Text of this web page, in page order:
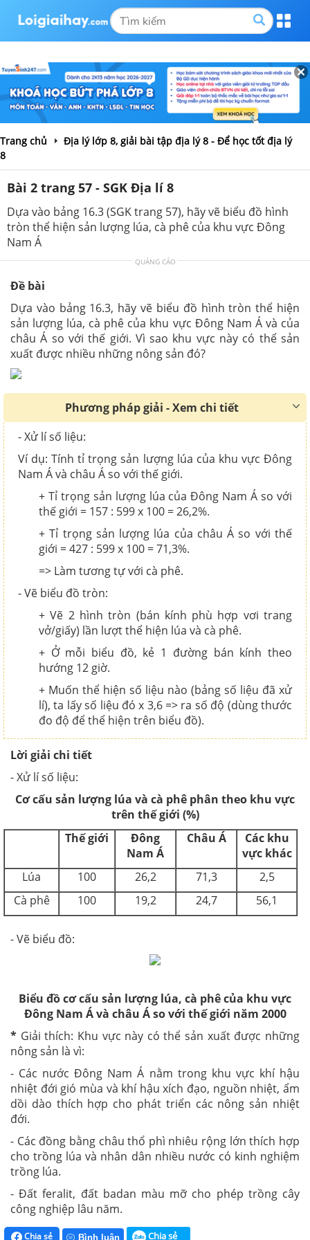
Trang chủ
Địa lý lớp 8, giải bài tập địa lý 8 - Để học tốt địa lý
8
Bài 2 trang 57 - SGK Địa lí 8
Dựa vào bảng 16.3 (SGK trang 57), hãy vẽ biểu đồ hình
tròn thể hiện sản lượng lúa, cà phê của khu vực Đông
Nam Á
QUẢNG CÁO
Đề bài
Dựa vào bảng 16.3, hãy vẽ biểu đồ hình tròn thể hiện
sản lượng lúa, cà phê của khu vực Đông Nam Á và của
châu Á so với thế giới. Vì sao khu vực này có thể sản
xuất được nhiều những nông sản đó?
Phương pháp giải - Xem chi tiết
- Xử lí số liệu:
Ví dụ: Tính tỉ trọngsản lượng lúa của khu vực Đông
Nam Á và châu Á so với thế giới.
+ Tỉ trọng sản lượng lúa của Đông Nam Á so với
thế giới = 157 : 599 x 100 = 26,2%.
+ Tỉ trọng sản lượng lúa của châu Á so với thế
giới = 427 : 599 x 100 = 71,3%.
=> Làm tương tự với cà phê.
- Vẽ biểu đồ tròn:
+ Vẽ 2 hình tròn (bán kính phù hợp vơi trang
vở/giấy) lần lượt thể hiện lúa và cà phê.
+ Ở mỗi biểu đồ, kẻ 1 đường bán kính theo
hướng 12 giờ.
+ Muốn thể hiện số liệu nào (bảng số liệu đã xử
lí), ta lấy số liệu đó x 3,6 => ra số độ (dùng thước
đo độ để thể hiện trên biểu đồ).
Lời giải chi tiết
- Xử lí số liệu:
Cơ cấu sản lượng lúa và cà phê phân theo khu vực
trên thế giới (%)
Thế giới
Đông
Nam Á
Châu Á
Các khu
vực khác
Lúa
100 26,2 71,3
2,5
Cà phê
100 19,2 24,7 56,1
- Vẽ biểu đồ:
Biểu đồ cơ cấu sản lượng lúa, cà phê của khu vực
Đông Nam Ávà châu Á so với thế giới năm 2000
* Giải thích: Khu vực này có thể sản xuất được những
nông sản là vì:
- Các nước Đông Nam Á nằm trong khu vực khí hậu
nhiệt đới gió mùa và khí hậu xích đạo, nguồn nhiệt, ẩm
dồi dào thích hợp cho phát triển các nông sản nhiệt
đới.
- Các đồng bằng châu thổ phì nhiêu rộng lớn thích hợp
cho trồng lúa và nhân dân nhiều nước có kinh nghiệm
trồng lúa.
- Đất feralit, đất badan màu mỡ cho phép trồng cây
công nghiệp lâu năm.
Chia sẻ Bình luận Chia sẻ